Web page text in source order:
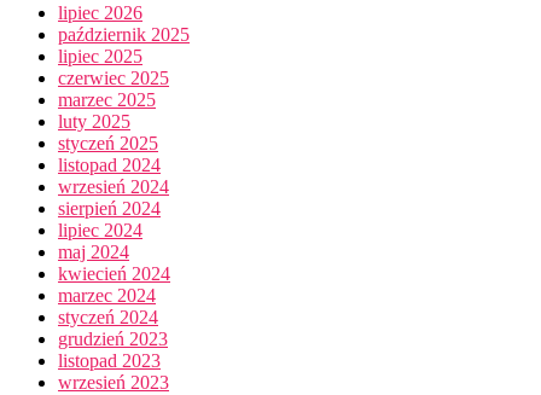
lipiec 2026
październik 2025
lipiec 2025
czerwiec 2025
marzec 2025
luty 2025
styczeń 2025
listopad 2024
wrzesień 2024
sierpień 2024
lipiec 2024
maj 2024
kwiecień 2024
marzec 2024
styczeń 2024
grudzień 2023
listopad 2023
wrzesień 2023